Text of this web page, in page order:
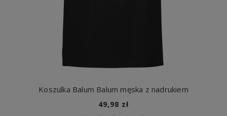
Koszulka Balum Balum męska z nadrukiem
49,98 zł